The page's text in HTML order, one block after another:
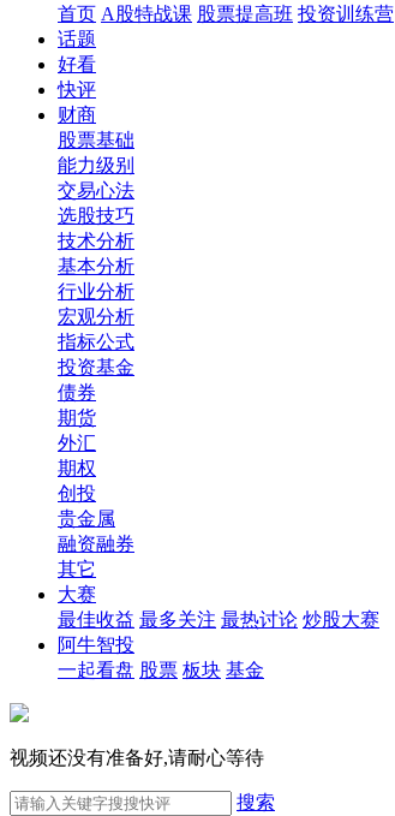
首页 A股特战课 股票提高班 投资训练营
话题
好看
快评
财商
股票基础
能力级别
交易心法
选股技巧
技术分析
基本分析
行业分析
宏观分析
指标公式
投资基金
债券
期货
外汇
期权
创投
贵金属
融资融券
其它
大赛
最佳收益 最多关注 最热讨论 炒股大赛
阿牛智投
一起看盘 股票 板块 基金
视频还没有准备好,请耐心等待
搜索